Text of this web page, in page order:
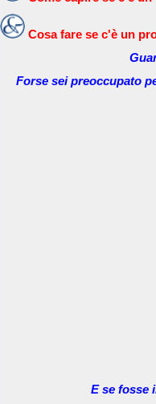
Cosa fare se c'è un
Forse sei preoccupato
E se fosse